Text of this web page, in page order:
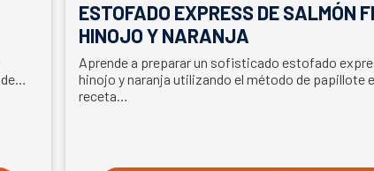
ESTOFADO EXPRESS DE SALMÓN
HINOJO Y NARANJA
Aprende a preparar un sofisticado estofado
hinojo y naranja utilizando el método de papillote
receta…